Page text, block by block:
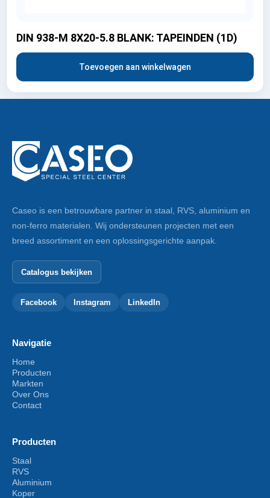
DIN 938-M 8X20-5.8 BLANK: TAPEINDEN (1D)
Toevoegen aan winkelwagen
Caseo is een betrouwbare partner in staal, RVS, aluminium en
non-ferro materialen. Wij ondersteunen projecten met een
breed assortiment en een oplossingsgerichte aanpak.
Catalogus bekijken
Facebook Instagram LinkedIn
Navigatie
Home
Producten
Markten
Over Ons
Contact
Producten
Staal
RVS
Aluminium
Koper